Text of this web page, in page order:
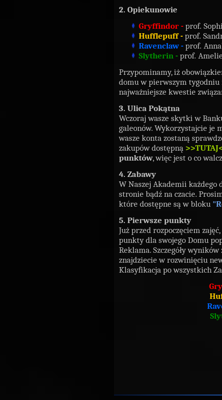
2. Opiekunowie
Gryffindor - prof.
Hufflepuff - prof.
Ravenclaw - prof.
Slytherin - prof.
Przypominamy, iż
domu w pierwszym tygodniu
najważniejsze kwestie
3. Ulica Pokątna
Wczoraj wasze skytki w
galeonów. Wykorzystajcie je
wasze konta zostaną
zakupów dostępną
punktów, więc jest o co
4. Zabawy
W Naszej Akademii każdego
stronie bądź na czacie.
które dostępne są w bloku
5. Pierwsze punkty
Już przed rozpoczęciem
punkty dla swojego Domu
Reklama. Szczegóły
znajdziecie w rozwinięciu
Klasyfikacja po wszystkich